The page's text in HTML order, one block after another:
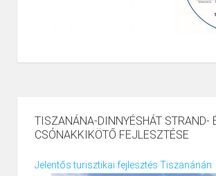
TISZANÁNA-DINNYÉSHÁT STRAND-
CSÓNAKKIKÖTŐ FEJLESZTÉSE
Jelentős turisztikai fejlesztés Tiszanánán